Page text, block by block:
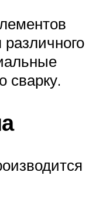
различного
сварку.